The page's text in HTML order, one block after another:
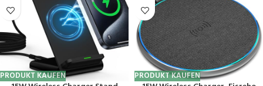
PRODUKT KAUFEN PRODUKT KAUFEN